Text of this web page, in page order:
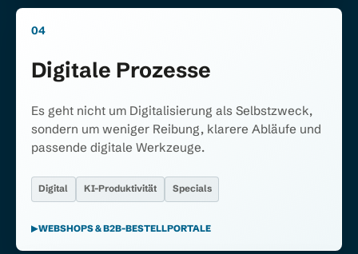
04
Digitale Prozesse
Es geht nicht um Digitalisierung als Selbstzweck,
sondern um weniger Reibung, klarere Abläufe und
passende digitale Werkzeuge.
Digital KI-Produktivität Specials
WEBSHOPS & B2B-BESTELLPORTALE